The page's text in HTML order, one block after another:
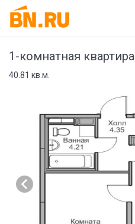
1-комнатная квартира
40.81 кв.м.